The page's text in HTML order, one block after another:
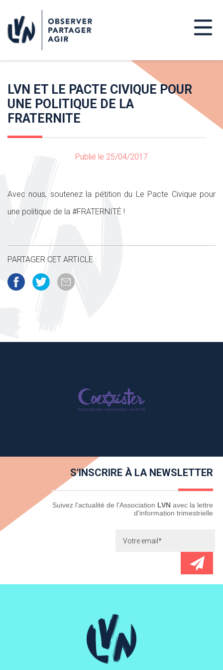
LVN ET LE PACTE CIVIQUE POUR
UNE POLITIQUE DE LA
FRATERNITE
Publié le 25/04/2017
Avec nous, soutenez la pétition du Le Pacte Civique pour
une politique de la #FRATERNITÉ !
PARTAGER CET ARTICLE :
S'INSCRIRE À LA NEWSLETTER
Newsletter Suivez l'actualité de l'Association LVN avec la lettre
d'information trimestrielle